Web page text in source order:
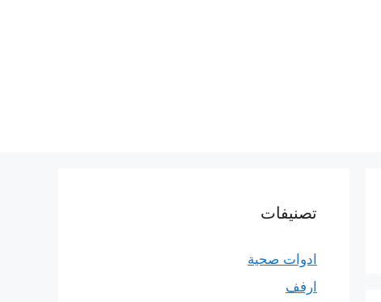
تصنيفات
ادوات صحية
ارفف